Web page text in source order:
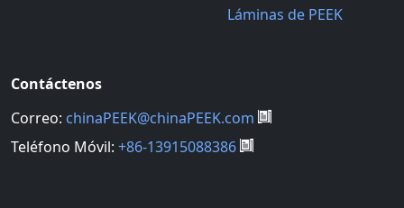
Láminas de PEEK
Contáctenos
Correo: chinaPEEK@chinaPEEK.com
Teléfono Móvil: +86-13915088386